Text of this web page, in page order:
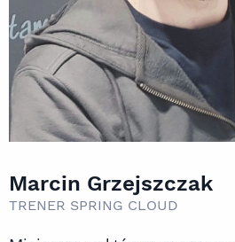
Marcin Grzejszczak
TRENER SPRING CLOUD